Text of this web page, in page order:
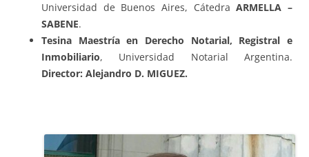
Universidad de Buenos Aires, CátedraARMELLA –
SABENE.
Tesina Maestría en Derecho Notarial, Registral e
Inmobiliario, Universidad Notarial Argentina.
Director: Alejandro D. MIGUEZ.